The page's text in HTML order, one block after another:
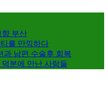
향 부산
를 만끽하다
과 남편 수술후 회복
덕분에 만난 사람들